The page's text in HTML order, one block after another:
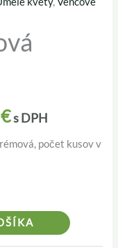
€s DPH
počet kusov v